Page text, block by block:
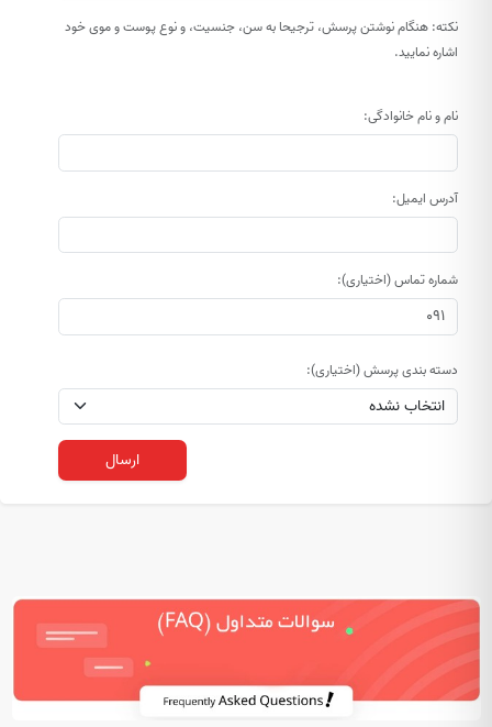
نکته: هنگام نوشتن پرسش، ترجیحا به سن، جنسیت، و نوع پوست و موی خود
اشاره نمایید.
نام و نام خانوادگی:
آدرس ایمیل:
شماره تماس (اختیاری):
دسته بندی پرسش (اختیاری):
ارسال